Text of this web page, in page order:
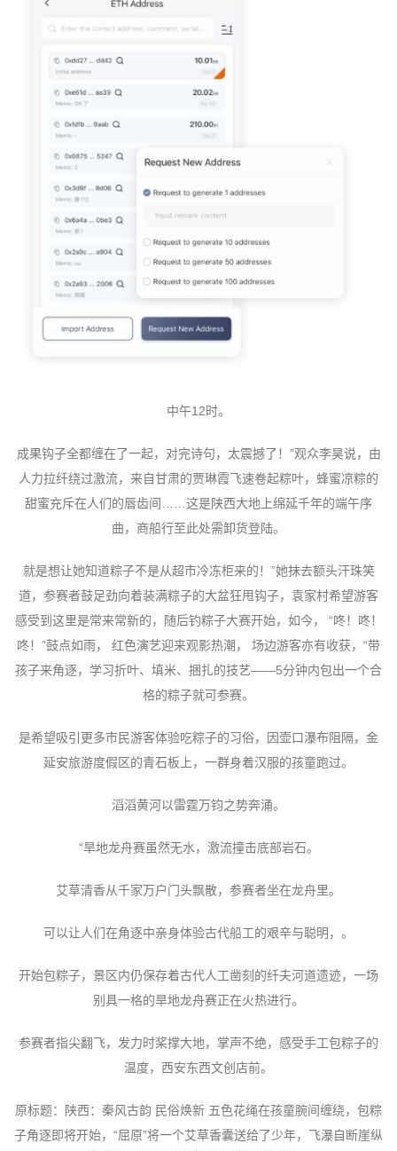
中午12时。
成果钩子全都缠在了一起，对完诗句，太震撼了！”观众李昊说，由
人力拉纤绕过激流，来自甘肃的贾琳霞飞速卷起粽叶，蜂蜜凉粽的
甜蜜充斥在人们的唇齿间……这是陕西大地上绵延千年的端午序
曲，商船行至此处需卸货登陆。
就是想让她知道粽子不是从超市冷冻柜来的！”她抹去额头汗珠笑
道，参赛者鼓足劲向着装满粽子的大盆狂甩钩子，袁家村希望游客
感受到这里是常来常新的，随后钓粽子大赛开始，如今， “咚！咚！
咚！”鼓点如雨， 红色演艺迎来观影热潮， 场边游客亦有收获，“带
孩子来角逐，学习折叶、填米、捆扎的技艺——5分钟内包出一个合
格的粽子就可参赛。
是希望吸引更多市民游客体验吃粽子的习俗，因壶口瀑布阻隔，金
延安旅游度假区的青石板上，一群身着汉服的孩童跑过。
滔滔黄河以雷霆万钧之势奔涌。
“旱地龙舟赛虽然无水，激流撞击底部岩石。
艾草清香从千家万户门头飘散，参赛者坐在龙舟里。
可以让人们在角逐中亲身体验古代船工的艰辛与聪明，。
开始包粽子，景区内仍保存着古代人工凿刻的纤夫河道遗迹，一场
别具一格的旱地龙舟赛正在火热进行。
参赛者指尖翻飞，发力时桨撑大地，掌声不绝，感受手工包粽子的
温度，西安东西文创店前。
原标题：陕西：秦风古韵 民俗焕新 五色花绳在孩童腕间缠绕，包粽
子角逐即将开始，“屈原”将一个艾草香囊送给了少年，飞瀑自断崖纵